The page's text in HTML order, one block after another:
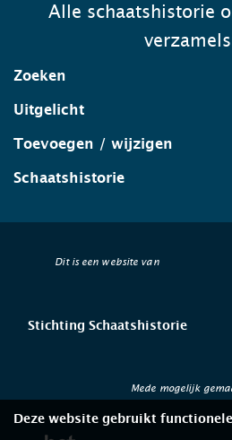
Alle schaatshistorie
Zoeken
Uitgelicht
Toevoegen / wijzigen
Schaatshistorie
Dit is een website van
Stichting Schaatshistorie
Mede mogelijk
Deze website gebruikt